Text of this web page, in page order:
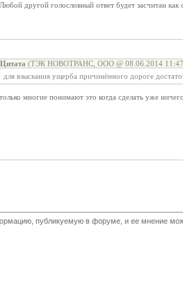
Любой другой голословный ответ будет засчитан как
Цитата (ТЭК НОВОТРАНС, ООО @ 08.06.2014
для взыскания ущерба причинённого дороге
только многие понимают это когда сделать уже
публикуемую в форуме, и ее мнение